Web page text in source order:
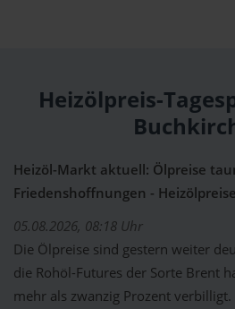
Heizölpreis-
Heizöl-Markt aktuell: Ölpreise
Friedenshoffnungen -
05.08.2026, 08:18 Uhr
Die Ölpreise sind gestern weiter
die Rohöl-Futures der Sorte Brent
mehr als zwanzig Prozent